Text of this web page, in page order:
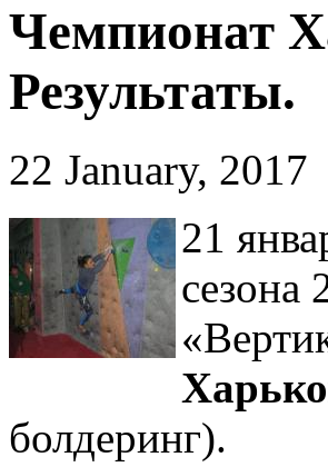
Чемпионат
Результаты.
22 January, 2017
21
сезона
болдеринг).